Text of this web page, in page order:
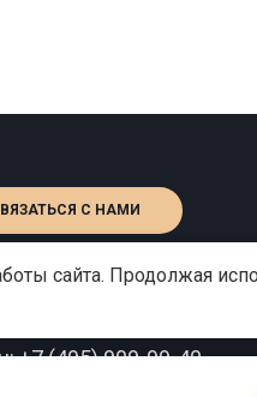
С НАМИ
+7 (495) 909-99-40
сайта. Продолжая